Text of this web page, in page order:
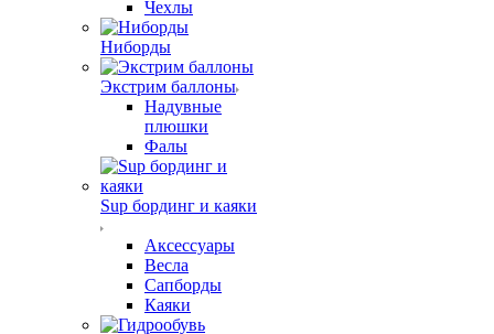
Чехлы
Ниборды
Экстрим баллоны
Надувные
плюшки
Фалы
Sup бординг и каяки
Аксессуары
Весла
Сапборды
Каяки